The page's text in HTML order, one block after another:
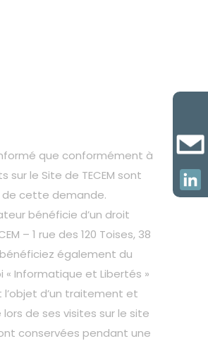
que conformément à
le Site de TECEM sont
de cette demande.
bénéficie d’un droit
– 1 rue des 120 Toises, 38
également du
Informatique et Libertés »
d’un traitement et
de ses visites sur le site
conservées pendant une